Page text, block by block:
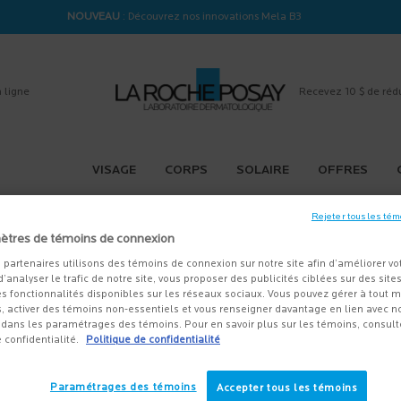
-15% sur tout sur 95$+ | CODE:HERO
ligne Recevez 10 $ de
VISAGE CORPS SOLAIRE OFFRES
RÉSULTAT POUR VOTRE
de témoins de connexion
partenaires utilisons des témoins de connexion sur notre site afin d’améliorer
le trafic de notre site, vous proposer des publicités ciblées sur des
fonctionnalités disponibles sur les réseaux sociaux. Vous pouvez gérer à tout
activer des témoins non-essentiels et vous renseigner davantage en lien avec
les paramétrages des témoins. Pour en savoir plus sur les témoins,
confidentialité.
Politique de confidentialité
Accepter tous les témoins
Paramétrages des témoins
Rejeter tous les